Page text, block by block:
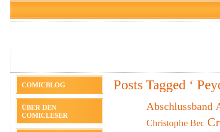
COMICBLOG
ÜBER DEN
COMICLESER
Posts Tagged ‘
Abschlussband
Christophe Bec